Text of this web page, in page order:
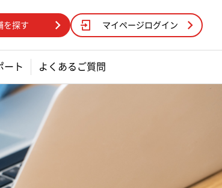
を探す マイページログイン
ート よくあるご質問